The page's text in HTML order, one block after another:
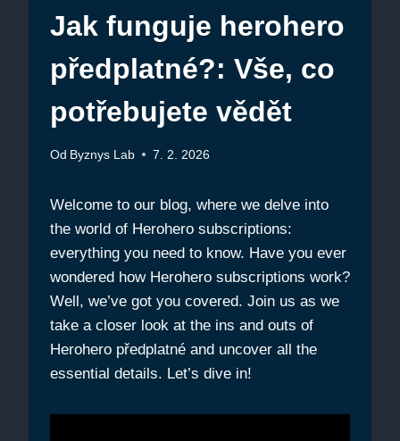
Jak funguje herohero
předplatné?: Vše, co
potřebujete vědět
Od Byznys Lab 7. 2. 2026
Welcome to our blog, where we delve into
the world of Herohero subscriptions:
everything you need to know. Have you ever
wondered how Herohero subscriptions work?
Well, we’ve got you covered. Join us as we
take a closer look at the ins and outs of
Herohero předplatné and uncover all the
essential details. Let’s dive in!